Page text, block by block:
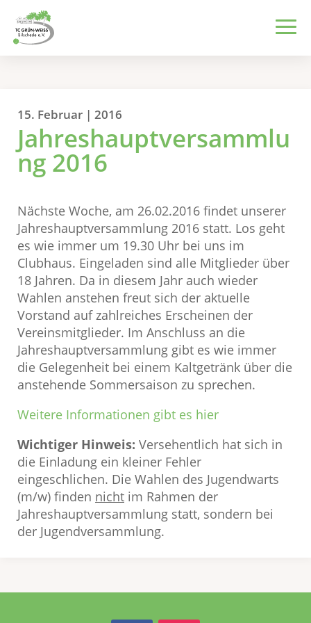
15. Februar | 2016
Jahreshauptversammlu
ng 2016
Nächste Woche, am 26.02.2016 findet unserer
Jahreshauptversammlung 2016 statt. Los geht
es wie immer um 19.30 Uhr bei uns im
Clubhaus. Eingeladen sind alle Mitglieder über
18 Jahren. Da in diesem Jahr auch wieder
Wahlen anstehen freut sich der aktuelle
Vorstand auf zahlreiches Erscheinen der
Vereinsmitglieder. Im Anschluss an die
Jahreshauptversammlung gibt es wie immer
die Gelegenheit bei einem Kaltgetränk über die
anstehende Sommersaison zu sprechen.
Weitere Informationen gibt es hier
Wichtiger Hinweis: Versehentlich hat sich in
die Einladung ein kleiner Fehler
eingeschlichen. Die Wahlen des Jugendwarts
(m/w) finden nicht im Rahmen der
Jahreshauptversammlung statt, sondern bei
der Jugendversammlung.